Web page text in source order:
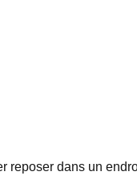
reposer dans un